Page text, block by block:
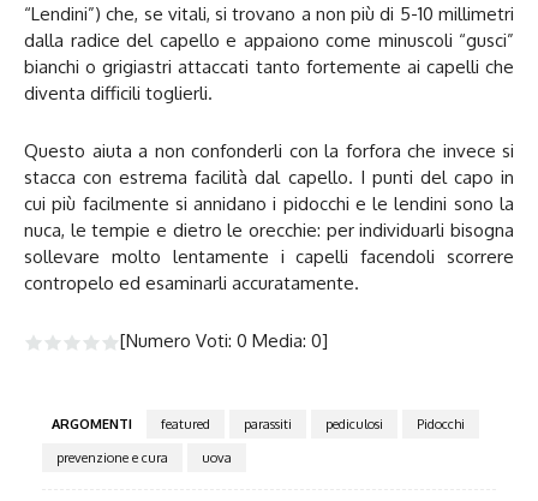
“Lendini”) che, se vitali, si trovano a non più di 5-10 millimetri
dalla radice del capello e appaiono come minuscoli “gusci”
bianchi o grigiastri attaccati tanto fortemente ai capelli che
diventa difficili toglierli.
Questo aiuta a non confonderli con la forfora che invece si
stacca con estrema facilità dal capello. I punti del capo in
cui più facilmente si annidano i pidocchi e le lendini sono la
nuca, le tempie e dietro le orecchie: per individuarli bisogna
sollevare molto lentamente i capelli facendoli scorrere
contropelo ed esaminarli accuratamente.
[Numero Voti: 0 Media: 0]
ARGOMENTI featured parassiti pediculosi
Pidocchi
prevenzione e cura
uova